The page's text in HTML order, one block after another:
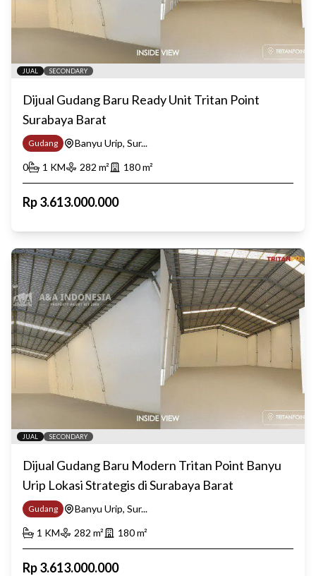
JUAL SECONDARY
Dijual Gudang Baru Ready Unit Tritan Point
Surabaya Barat
Gudang
Banyu Urip, Sur...
0
1 KM 282 m² 180m²
Rp3.613.000.000
JUAL SECONDARY
Dijual Gudang Baru Modern Tritan Point Banyu
Urip Lokasi Strategis di Surabaya Barat
Gudang
Banyu Urip, Sur...
1 KM 282 m² 180m²
Rp3.613.000.000